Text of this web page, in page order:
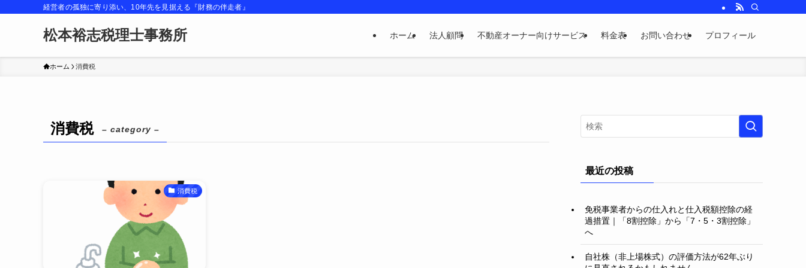
経営者の孤独に寄り添い、10年先を見据える『財務の伴走者』
松本裕志税理士事務所 ホーム 法人顧問 不動産オーナー向けサービス 料金表 お問い合わせ プロフィール
ホーム 消費税
消費税 – category –
消費税
最近の投稿
免税事業者からの仕入れと仕入税額控除の経
過措置｜「8割控除」から「7・5・3割控除」
へ
自社株（非上場株式）の評価方法が62年ぶり